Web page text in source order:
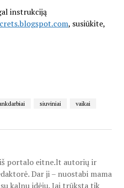
instrukciją
, susiūkite,
siuviniai
vaikai
portalo eitne.lt autorių ir
Dar ji – nuostabi mama
kalnu idėjų. Jai trūksta tik